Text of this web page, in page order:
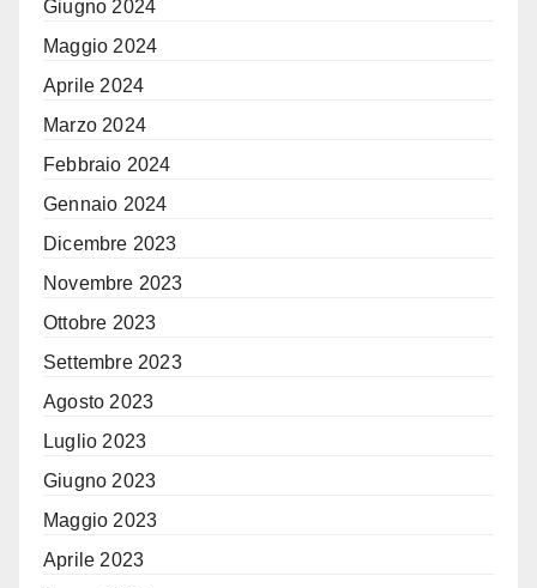
Giugno 2024
Maggio 2024
Aprile 2024
Marzo 2024
Febbraio 2024
Gennaio 2024
Dicembre 2023
Novembre 2023
Ottobre 2023
Settembre 2023
Agosto 2023
Luglio 2023
Giugno 2023
Maggio 2023
Aprile 2023